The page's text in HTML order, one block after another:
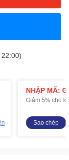
NHẬP MÃ:
Giảm 5% cho
Sao chép